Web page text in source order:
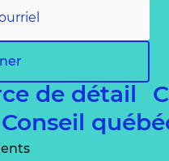
de détail
Conseil